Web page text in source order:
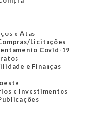
e Atas
Licitações
Covid-19
e Finanças
e Investimentos